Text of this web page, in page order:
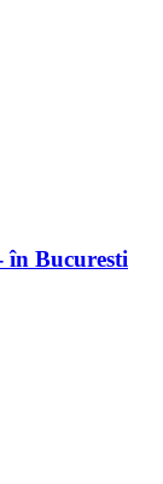
în Bucuresti